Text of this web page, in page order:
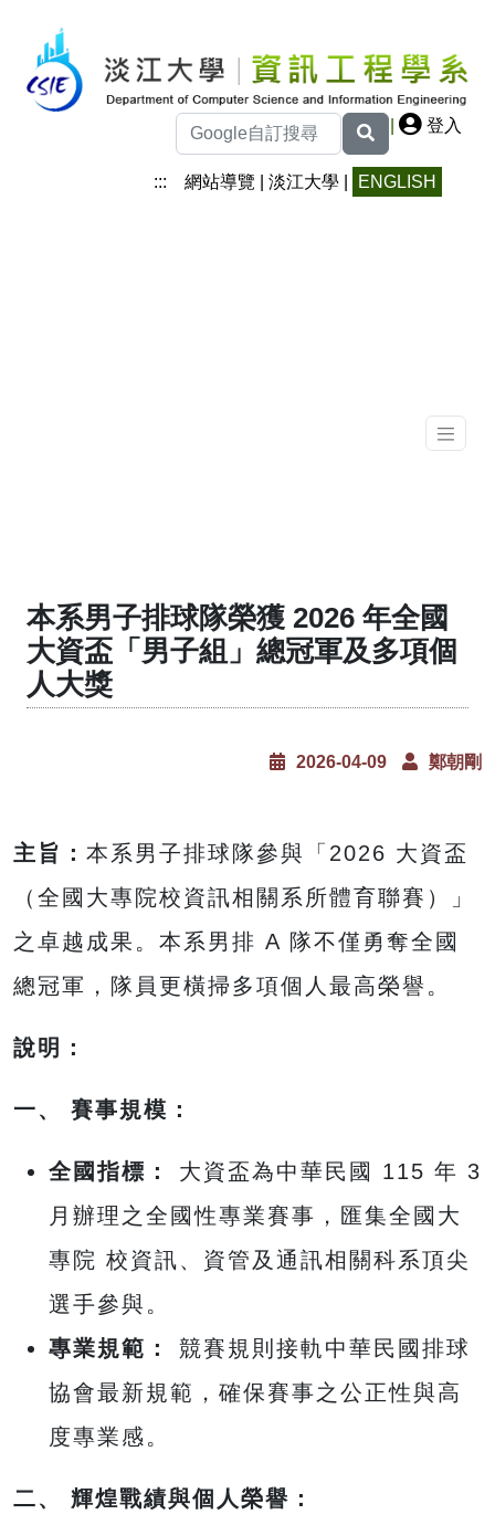
| 登入
::: 網站導覽 淡江大學 ENGLISH
本系男子排球隊榮獲 2026 年全國
大資盃「男子組」總冠軍及多項個
人大獎
2026-04-09 鄭朝剛
主旨： 本系男子排球隊參與「2026 大資盃
（全國大專院校資訊相關系所體育聯賽）」
之卓越成果。本系男排 A 隊不僅勇奪全國
總冠軍，隊員更橫掃多項個人最高榮譽。
說明：
一、 賽事規模：
全國指標：
大資盃為中華民國 115 年 3
月辦理之全國性專業賽事，匯集全國大
專院 校資訊、資管及通訊相關科系頂尖
選手參與。
專業規範：
競賽規則接軌中華民國排球
協會最新規範，確保賽事之公正性與高
度專業感。
二、 輝煌戰績與個人榮譽：